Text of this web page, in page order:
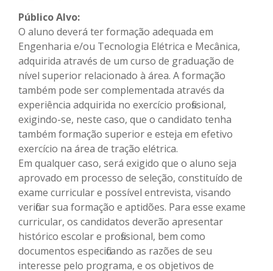
Público Alvo:
O aluno deverá ter formação adequada em
Engenharia e/ou Tecnologia Elétrica e Mecânica,
adquirida através de um curso de graduação de
nível superior relacionado à área. A formação
também pode ser complementada através da
experiência adquirida no exercício profissional,
exigindo-se, neste caso, que o candidato tenha
também formação superior e esteja em efetivo
exercício na área de tração elétrica.
Em qualquer caso, será exigido que o aluno seja
aprovado em processo de seleção, constituído de
exame curricular e possível entrevista, visando
verificar sua formação e aptidões. Para esse exame
curricular, os candidatos deverão apresentar
histórico escolar e profissional, bem como
documentos especificando as razões de seu
interesse pelo programa, e os objetivos de